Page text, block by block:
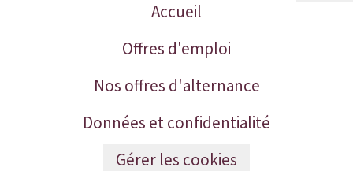
Accueil
Offres d'emploi
Nos offres d'alternance
Données et confidentialité
Gérer les cookies